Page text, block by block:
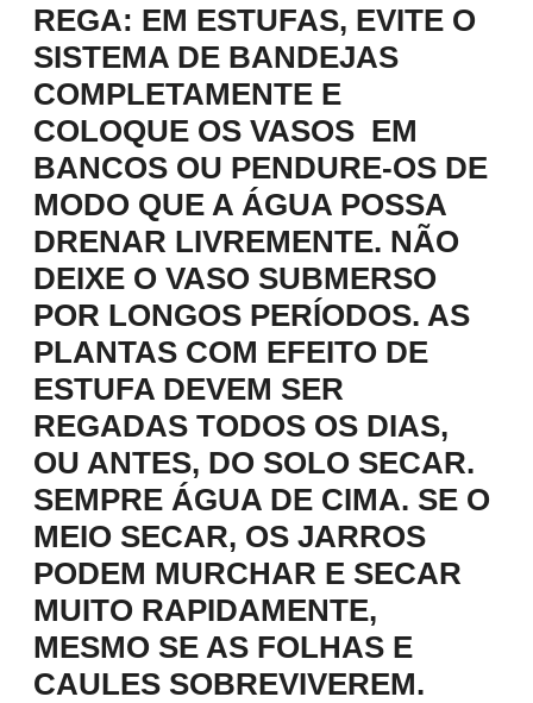
REGA: EM ESTUFAS, EVITE O
SISTEMA DE BANDEJAS
COMPLETAMENTE E
COLOQUE OS VASOS EM
BANCOS OU PENDURE-OS DE
MODO QUE A ÁGUA POSSA
DRENAR LIVREMENTE. NÃO
DEIXE O VASO SUBMERSO
POR LONGOS PERÍODOS. AS
PLANTAS COM EFEITO DE
ESTUFA DEVEM SER
REGADAS TODOS OS DIAS,
OU ANTES, DO SOLO SECAR.
SEMPRE ÁGUA DE CIMA. SE O
MEIO SECAR, OS JARROS
PODEM MURCHAR E SECAR
MUITO RAPIDAMENTE,
MESMO SE AS FOLHAS E
CAULES SOBREVIVEREM.